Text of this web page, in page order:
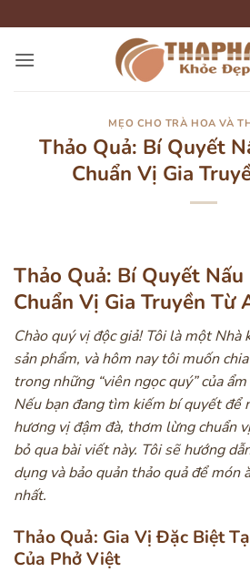
qua
nội
MẸO CHO TRÀ HOA VÀ
Thảo Quả: Bí Quyết
Chuẩn Vị Gia
Thảo Quả: Bí Quyết
Chuẩn Vị Gia Truyền Từ
Chào quý vị độc giả! Tôi là một
sản phẩm, và hôm nay tôi muốn
trong những “viên ngọc quý” của
Nếu bạn đang tìm kiếm bí quyết để
hương vị đậm đà, thơm lừng chuẩn
bỏ qua bài viết này. Tôi sẽ hướng
dụng và bảo quản thảo quả để món
nhất.
Thảo Quả: Gia Vị Đặc Biệt
Của Phở Việt